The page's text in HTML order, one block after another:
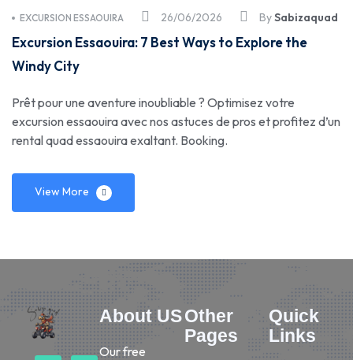
26/06/2026
EXCURSION ESSAOUIRA BySabizaquad
Excursion Essaouira: 7 Best Ways to Explore the
Windy City
Prêt pour une aventure inoubliable ? Optimisez votre
excursion essaouira avec nos astuces de pros et profitez d’un
rental quad essaouira exaltant. Booking.
View More
About US
Our free
Other
Pages
Quick
Links